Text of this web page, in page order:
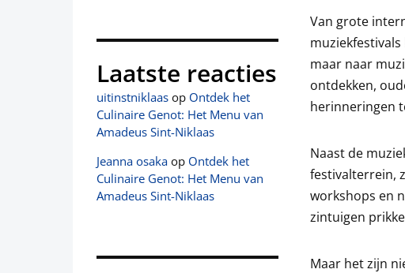
Laatste reacties
uitinstniklaas op Ontdek het
Culinaire Genot: Het Menu van
Amadeus Sint-Niklaas
Jeanna osaka op Ontdek het
Culinaire Genot: Het Menu van
Amadeus Sint-Niklaas
Van grote
maar naar
ontdekken,
herinneringen
Naast de
festivalterrein,
workshops en
zintuigen
Maar het zijn